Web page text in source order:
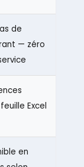
de
— zéro
Excel
en